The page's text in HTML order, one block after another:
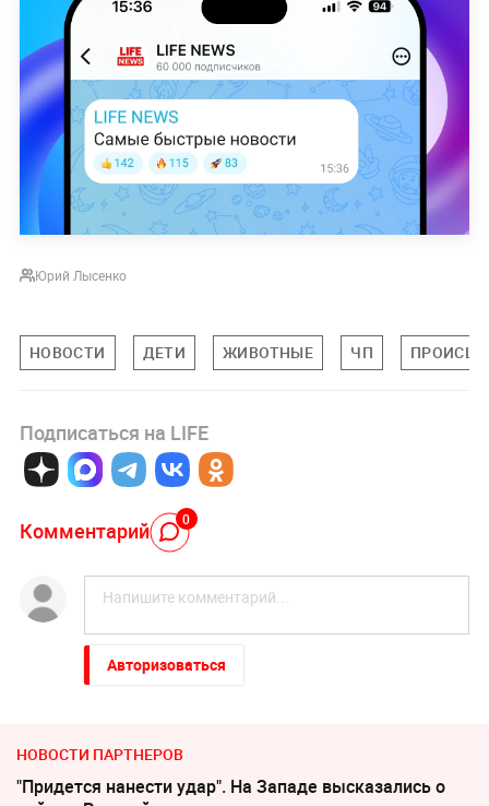
Юрий Лысенко
НОВОСТИ ДЕТИ ЖИВОТНЫЕ ЧП
Подписаться на LIFE
Комментарий 0
Авторизоваться
НОВОСТИ ПАРТНЕРОВ
"Придется нанести удар". На Западе высказались о